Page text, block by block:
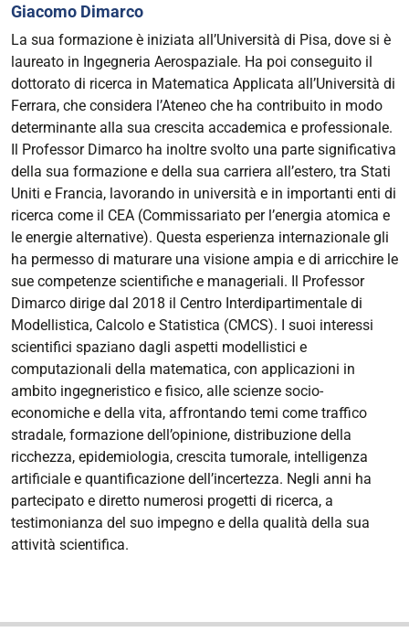
Giacomo Dimarco
La sua formazione è iniziata all’Università di Pisa, dove si è
laureato in Ingegneria Aerospaziale. Ha poi conseguito il
dottorato di ricerca in Matematica Applicata all’Università di
Ferrara, che considera l’Ateneo che ha contribuito in modo
determinante alla sua crescita accademica e professionale.
Il Professor Dimarco ha inoltre svolto una parte significativa
della sua formazione e della sua carriera all’estero, tra Stati
Uniti e Francia, lavorando in università e in importanti enti di
ricerca come il CEA (Commissariato per l’energia atomica e
le energie alternative). Questa esperienza internazionale gli
ha permesso di maturare una visione ampia e di arricchire le
sue competenze scientifiche e manageriali. Il Professor
Dimarco dirige dal 2018 il Centro Interdipartimentale di
Modellistica, Calcolo e Statistica (CMCS). I suoi interessi
scientifici spaziano dagli aspetti modellistici e
computazionali della matematica, con applicazioni in
ambito ingegneristico e fisico, alle scienze socio-
economiche e della vita, affrontando temi come traffico
stradale, formazione dell’opinione, distribuzione della
ricchezza, epidemiologia, crescita tumorale, intelligenza
artificiale e quantificazione dell’incertezza. Negli anni ha
partecipato e diretto numerosi progetti di ricerca, a
testimonianza del suo impegno e della qualità della sua
attività scientifica.